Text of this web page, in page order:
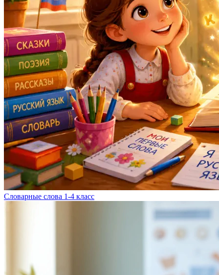
Словарные слова 1-4 класс